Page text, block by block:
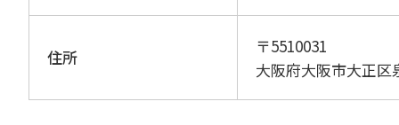
住所
〒5510031
大阪府大阪市大正区